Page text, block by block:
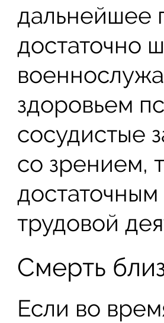
дальнейшее
достаточно
здоровьем
сосудистые
со зрением,
трудовой
Смерть
Если во